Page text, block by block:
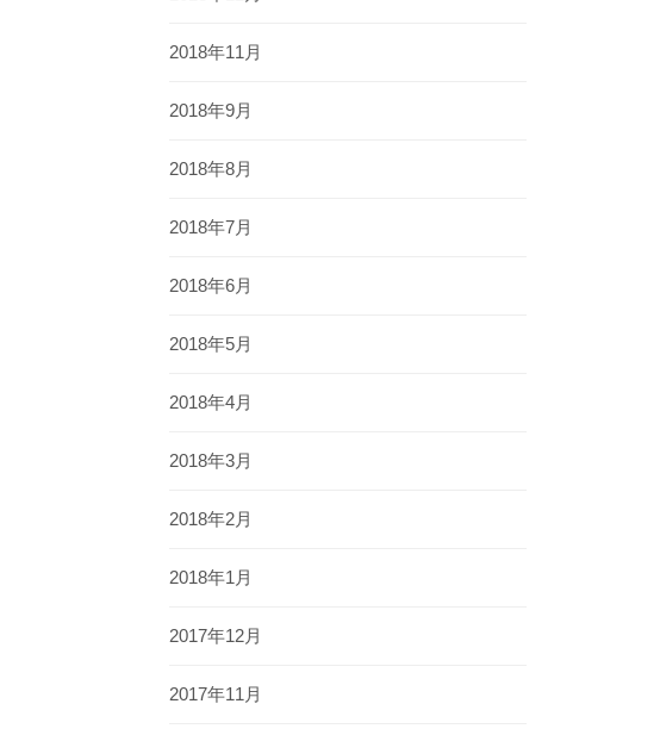
2018年11月
2018年9月
2018年8月
2018年7月
2018年6月
2018年5月
2018年4月
2018年3月
2018年2月
2018年1月
2017年12月
2017年11月